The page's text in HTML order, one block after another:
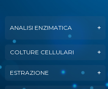
ANALISI ENZIMATICA
COLTURE CELLULARI
ESTRAZIONE